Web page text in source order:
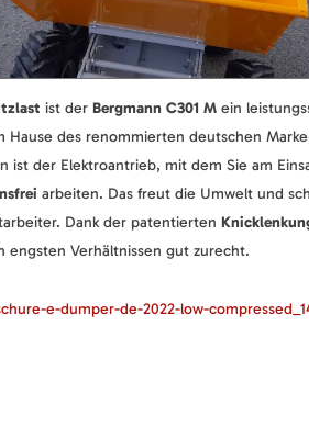
ist der Bergmann C301 M ein
Hause des renommierten deutschen
ist der Elektroantrieb, mit dem Sie am
arbeiten. Das freut die Umwelt und
Dank der patentierten
engsten Verhältnissen gut zurecht.
e-dumper-de-2022-low-